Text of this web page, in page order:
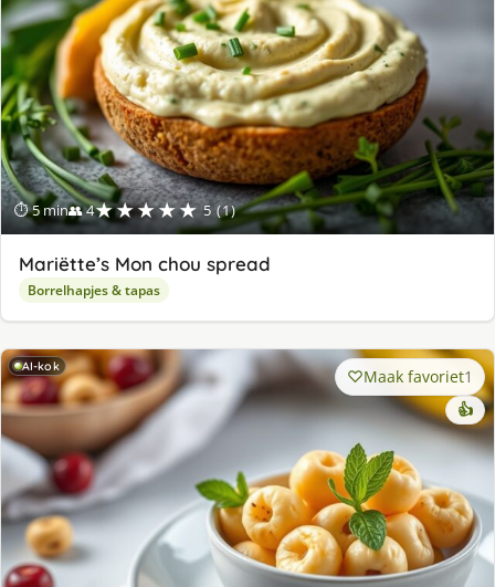
⏱ 5 min👥 4★★★★★ 5 (1)
Mariëtte’s Mon chou spread
Borrelhapjes & tapas
AI-kok Maak favoriet1
👍